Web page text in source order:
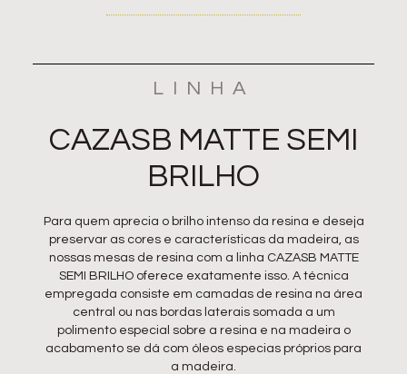
LINHA
CAZASB MATTE SEMI
BRILHO
Para quem aprecia o brilho intenso da resina e deseja
preservar as cores e características da madeira, as
nossas mesas de resina com a linha CAZASB MATTE
SEMI BRILHO oferece exatamente isso. A técnica
empregada consiste em camadas de resina na área
central ou nas bordas laterais somada a um
polimento especial sobre a resina e na madeira o
acabamento se dá com óleos especias próprios para
a madeira.